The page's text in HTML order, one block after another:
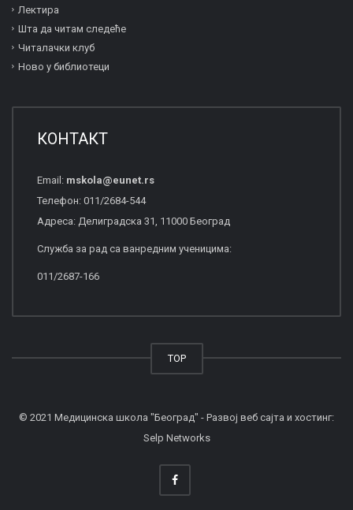
Лектира
Шта да читам следеће
Читалачки клуб
Ново у библиотеци
КОНТАКТ
Email: mskola@eunet.rs
Телефон: 011/2684-544
Адреса: Делиградска 31, 11000 Београд
Служба за рад са ванредним ученицима:
011/2687-166
TOP
© 2021 Медицинска школа "Београд" - Развој веб сајта и хостинг:
Selp Networks